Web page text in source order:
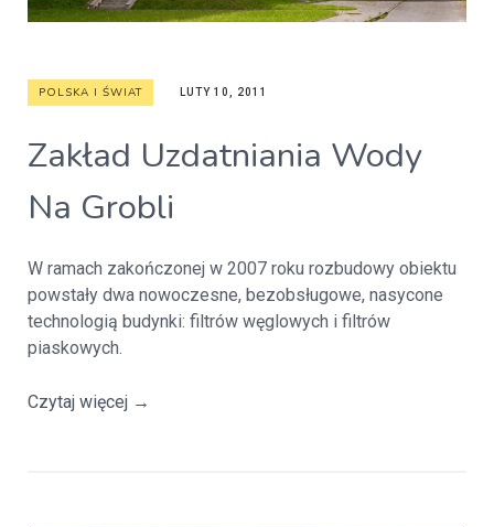
POLSKA I ŚWIAT LUTY 10, 2011
Zakład Uzdatniania Wody
Na Grobli
W ramach zakończonej w 2007 roku rozbudowy obiektu
powstały dwa nowoczesne, bezobsługowe, nasycone
technologią budynki: filtrów węglowych i filtrów
piaskowych.
Czytaj więcej →